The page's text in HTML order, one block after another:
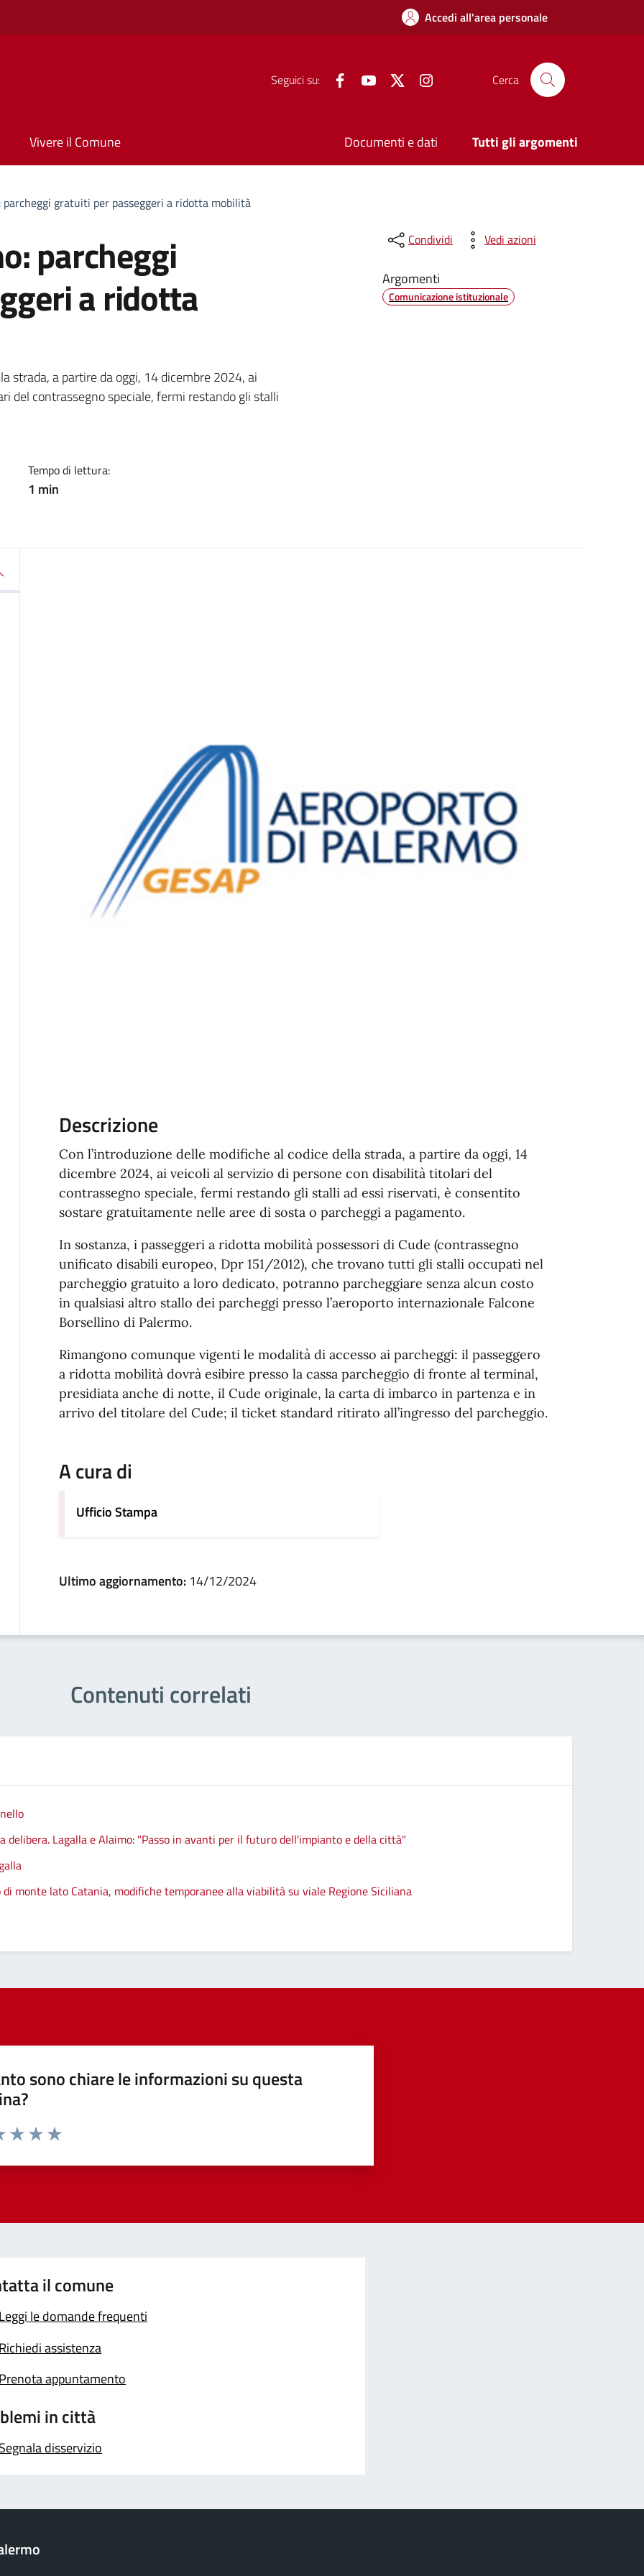
Accedi all'area personale
Seguici su: FacebookYouTube Twitter Cerca
Vivere il Comune Documenti e dati Tutti gli argomenti
parcheggi gratuiti per passeggeri a ridotta mobilità
parcheggi
a ridotta
strada, a partire da oggi, 14 dicembre 2024, ai
del contrassegno speciale, fermi restando gli stalli
Tempo di lettura:
1 min
Condividi Vedi azioni
Argomenti
Comunicazione istituzionale
Descrizione
Con l’introduzione delle modifiche al codice della strada, a partire da oggi, 14
dicembre 2024, ai veicoli al servizio di persone con disabilità titolari del
contrassegno speciale, fermi restando gli stalli ad essi riservati, è consentito
sostare gratuitamente nelle aree di sosta o parcheggi a pagamento.
In sostanza, i passeggeri a ridotta mobilità possessori di Cude (contrassegno
unificato disabili europeo, Dpr 151/2012), che trovano tutti gli stalli occupati nel
parcheggio gratuito a loro dedicato, potranno parcheggiare senza alcun costo
in qualsiasi altro stallo dei parcheggi presso l’aeroporto internazionale Falcone
Borsellino di Palermo.
Rimangono comunque vigenti le modalità di accesso ai parcheggi: il passeggero
a ridotta mobilità dovrà esibire presso la cassa parcheggio di fronte al terminal,
presidiata anche di notte, il Cude originale, la carta di imbarco in partenza e in
arrivo del titolare del Cude; il ticket standard ritirato all’ingresso del parcheggio.
A cura di
Ufficio Stampa
Ultimo aggiornamento: 14/12/2024
Contenuti correlati
delibera. Lagalla e Alaimo: "Passo in avanti per il futuro dell'impianto e della città"
di monte lato Catania, modifiche temporanee alla viabilità su viale Regione Siciliana
sono chiare le informazioni su questa
il comune
Leggi le domande frequenti
Richiedi assistenza
Prenota appuntamento
in città
Segnala disservizio